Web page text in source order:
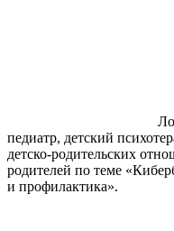
педиатр, детский
детско-родительских
родителей по теме
и профилактика».